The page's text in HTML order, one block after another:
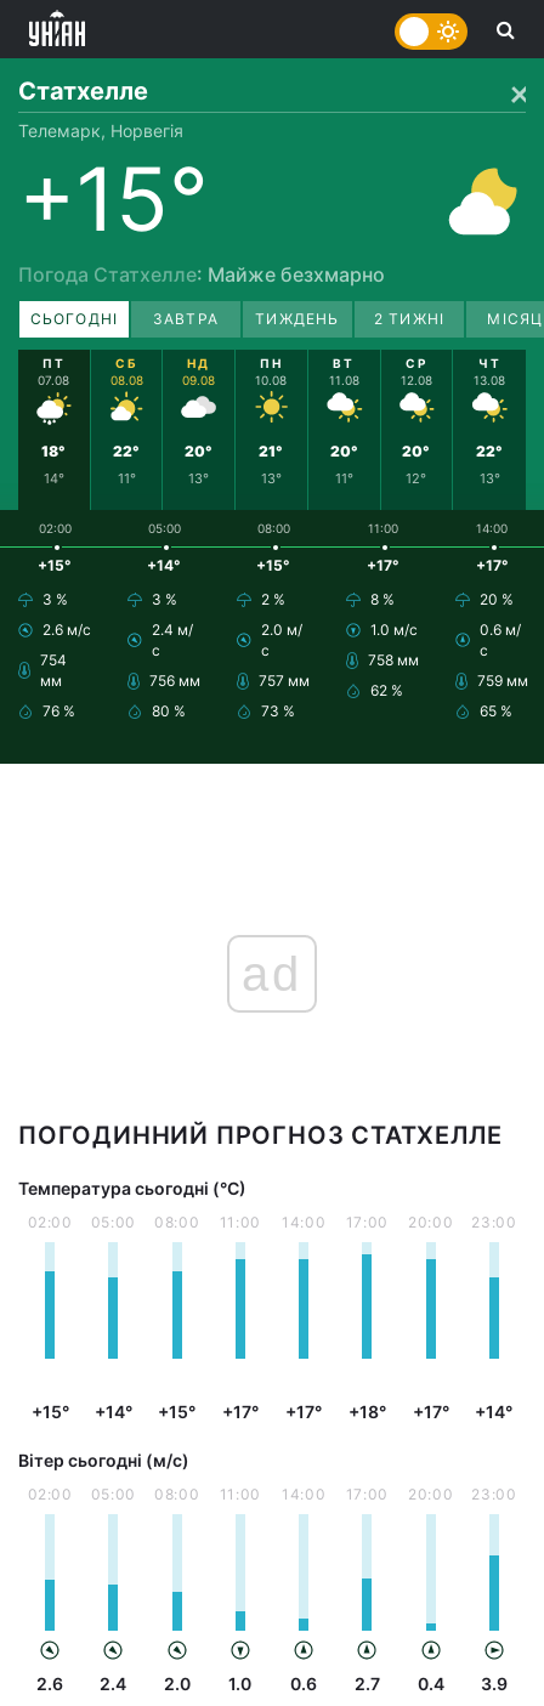
Статхелле
Телемарк, Норвегія
+15°
Погода Статхелле: Майже безхмарно
СЬОГОДНІ ЗАВТРА ТИЖДЕНЬ 2 ТИЖНІ
ПТ
07.08
18°
14°
СБ
08.08
22°
11°
НД
09.08
20°
13°
ПН
10.08
21°
13°
ВТ
11.08
20°
11°
СР
12.08
20°
12°
ЧТ
13.08
22°
13°
02:00
+15°
3 %
2.6 м/с
754
мм
76 %
05:00
+14°
3 %
2.4 м/
с
756 мм
80 %
08:00
+15°
2 %
2.0 м/
с
757 мм
73 %
11:00
+17°
8 %
1.0 м/с
758 мм
62 %
14:00
+17°
20 %
0.6 м/
с
759 мм
65 %
ad
ПОГОДИННИЙ ПРОГНОЗ СТАТХЕЛЛЕ
Температура сьогодні (°С)
02:00
+15°
05:00
+14°
08:00
+15°
11:00
+17°
14:00
+17°
17:00
+18°
20:00
+17°
23:00
+14°
Вітер сьогодні (м/с)
02:00
2.6
05:00
2.4
08:00
2.0
11:00
1.0
14:00
0.6
17:00
2.7
20:00
0.4
23:00
3.9